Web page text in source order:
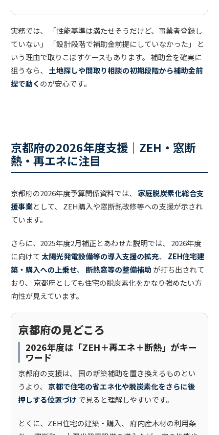
実務では、 「性能基準は満たせそうだけど、事業者登録し
ていない」 「設計段階で補助金前提にしていなかった」 と
いう理由で取りこぼすケースもあります。 補助金を確実に
狙うなら、 土地探しや間取り相談の初期段階から補助金前
提で動く のが安心です。
京都府の2026年度支援｜ZEH・窓断
熱・再エネに注目
京都府の2026年度予算関係資料では、 家庭脱炭素化総合支
援事業として、 ZEH購入や窓断熱改修等への支援が示され
ています。
さらに、2025年度2月補正とあわせた説明では、 2026年度
に向けて太陽光発電設備等の導入支援の拡充、 ZEH住宅建
築・購入への上乗せ、 断熱窓等の整備補助 が打ち出されて
おり、 京都府としても住宅の脱炭素化をかなり強めたい方
向性が見えています。
京都府の見どころ
2026年度は「ZEH＋再エネ＋断熱」がキー
ワード
京都府の支援は、 国の新築補助を置き換えるものとい
うより、京都で住宅の省エネ化や脱炭素化をさらに後
押しする位置づけ で見ると理解しやすいです。
とくに、ZEH住宅の建築・購入、 府内産木材の利用条